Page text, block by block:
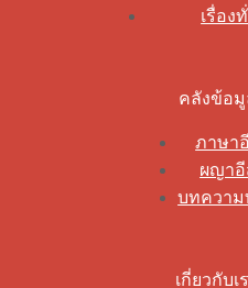
เรื่อง
คลังข้อมู
ภาษา
ผญา
บทควา
เกี่ยวกับเ